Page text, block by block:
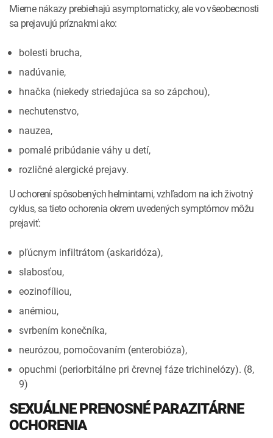
Mierne nákazy prebiehajú asymptomaticky, ale vo všeobecnosti
sa prejavujú príznakmi ako:
bolesti brucha,
nadúvanie,
hnačka (niekedy striedajúca sa so zápchou),
nechutenstvo,
nauzea,
pomalé pribúdanie váhy u detí,
rozličné alergické prejavy.
U ochorení spôsobených helmintami, vzhľadom na ich životný
cyklus, sa tieto ochorenia okrem uvedených symptómov môžu
prejaviť:
pľúcnym infiltrátom (askaridóza),
slabosťou,
eozinofíliou,
anémiou,
svrbením konečníka,
neurózou, pomočovaním (enterobióza),
opuchmi (periorbitálne pri črevnej fáze trichinelózy). (8,
9)
SEXUÁLNE PRENOSNÉ PARAZITÁRNE
OCHORENIA